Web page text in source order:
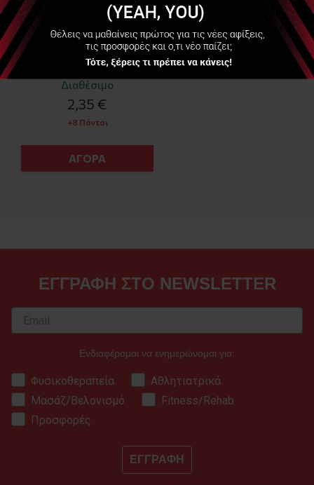
Διαθέσιμο
2,35 €
+8 Πόντοι
ΑΓΟΡΑ
ΕΓΓΡΑΦΗ ΣΤΟ NEWSLETTER
Ενδιαφέρομαι να ενημερώνομαι για:
Φυσικοθεραπεία
Αθλητιατρικά
Μασάζ/Βελονισμό
Fitness/Rehab
Προσφορές
ΕΓΓΡΑΦΗ